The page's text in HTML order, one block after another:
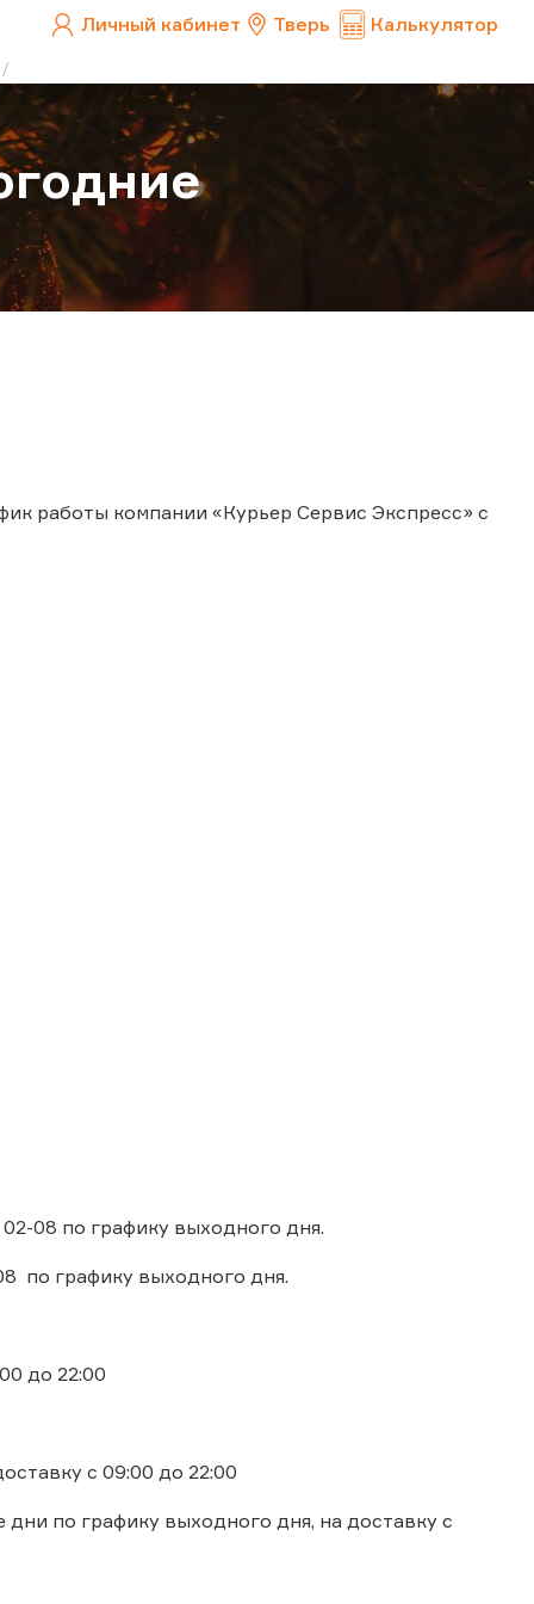
Личный кабинет Тверь Калькулятор
работы компании «Курьер Сервис Экспресс» с
08 по графику выходного дня.
по графику выходного дня.
до 22:00
с 09:00 до 22:00
дни по графику выходного дня, на доставку с